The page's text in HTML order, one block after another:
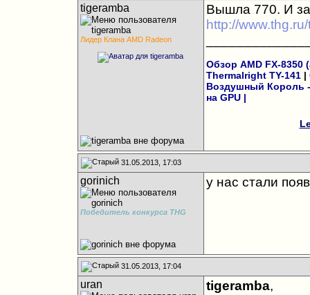
tigeramba
Лидер Клана AMD Radeon
Вышла 770. И
http://
Обзор AMD FX-8350
Thermalright TY-141|
Воздушный Король
на GPU|
31.05.2013, 17:03
gorinich
Победитель конкурса THG
у нас стали
31.05.2013, 17:04
uran tigeramba,